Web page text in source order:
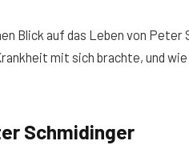
Blick auf das Leben von Peter
mit sich brachte, und
Schmidinger